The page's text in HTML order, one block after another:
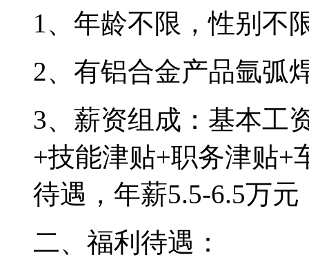
1、年龄不限，性别不
2、有铝合金产品氩弧
3、薪资组成：基本工
+技能津贴+职务津贴+
待遇，年薪5.5-6.5万
二、福利待遇：